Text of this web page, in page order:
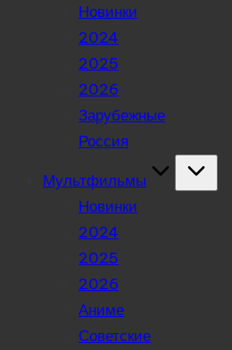
Новинки
2024
2025
2026
Зарубежные
Россия
Мультфильмы
Новинки
2024
2025
2026
Аниме
Советские